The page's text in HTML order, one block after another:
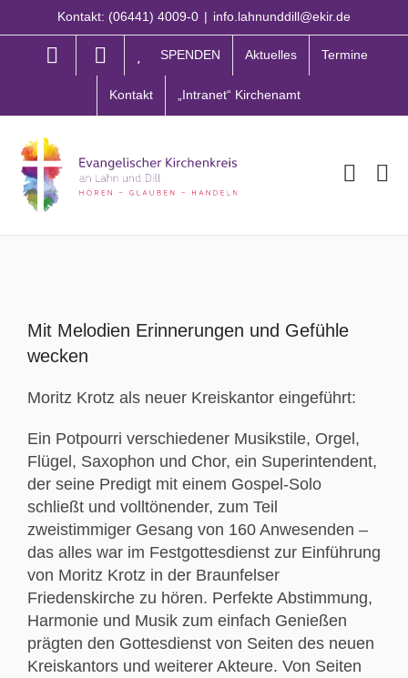
Inhalt
Kontakt: (06441) 4009-0 | info.lahnunddill@ekir.de
SPENDEN Aktuelles Termine
Kontakt „Intranet“ Kirchenamt
grösseres
Mit Melodien Erinnerungen und Gefühle
wecken
Moritz Krotz als neuer Kreiskantor eingeführt:
Ein Potpourri verschiedener Musikstile, Orgel,
Flügel, Saxophon und Chor, ein Superintendent,
der seine Predigt mit einem Gospel-Solo
schließt und volltönender, zum Teil
zweistimmiger Gesang von 160 Anwesenden –
das alles war im Festgottesdienst zur Einführung
von Moritz Krotz in der Braunfelser
Friedenskirche zu hören. Perfekte Abstimmung,
Harmonie und Musik zum einfach Genießen
prägten den Gottesdienst von Seiten des neuen
Kreiskantors und weiterer Akteure. Von Seiten